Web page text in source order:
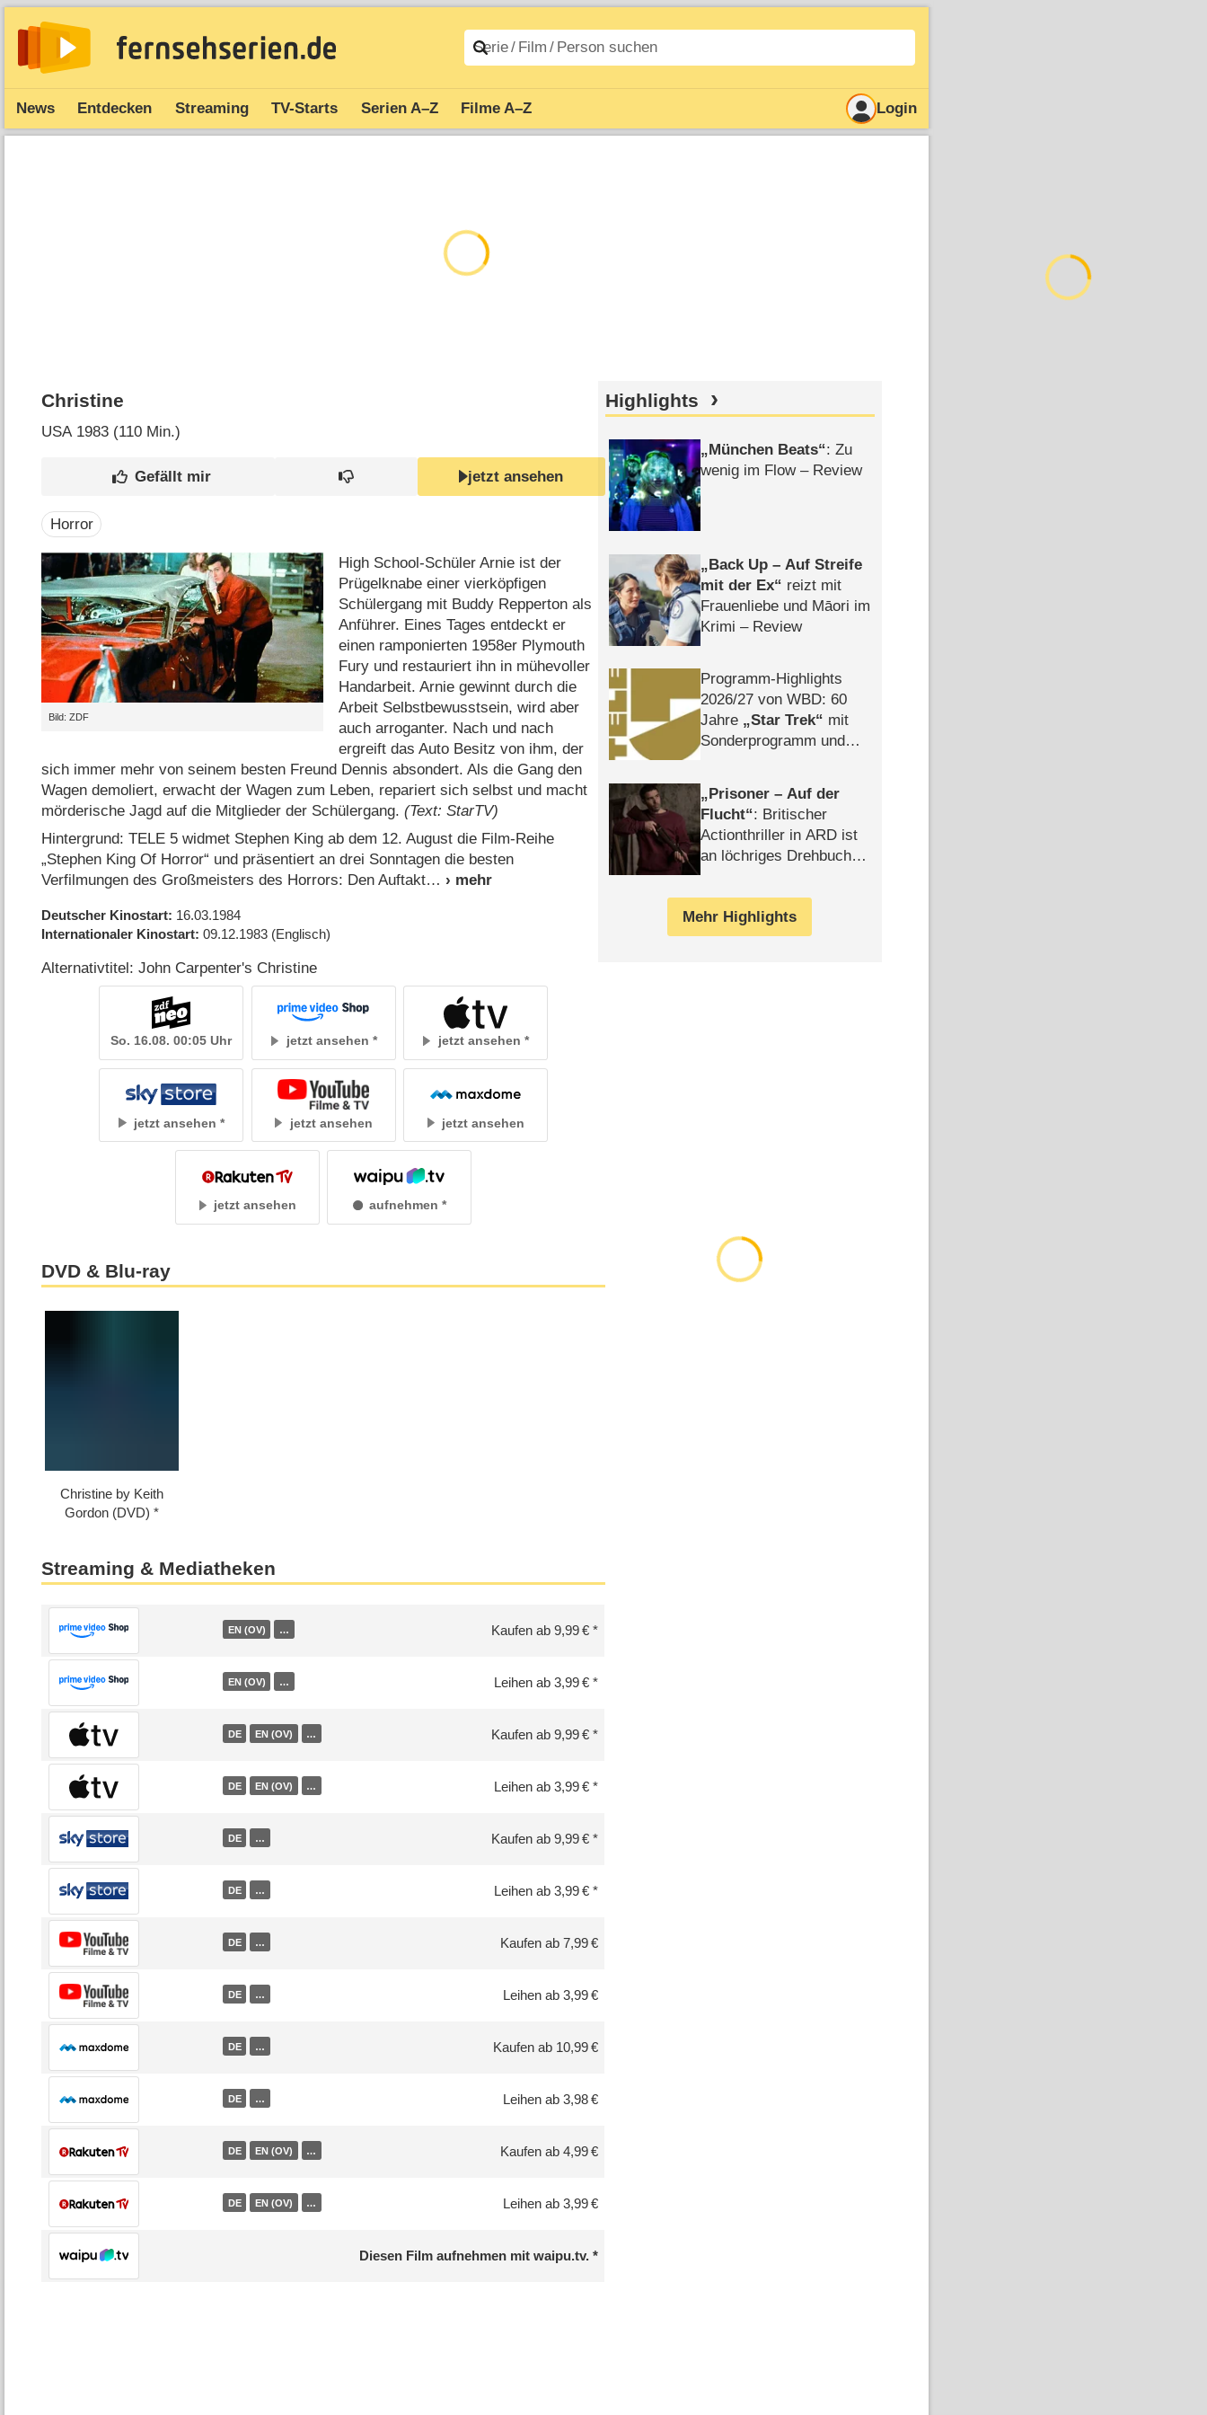
News Entdecken Streaming TV-Starts Serien A–Z Filme A–Z Login
Christine
USA1983 (110 Min.)
jetzt ansehen
Horror
Bild: ZDF
High School-Schüler Arnie ist der
Prügelknabe einer vierköpfigen
Schülergang mit Buddy Repperton als
Anführer. Eines Tages entdeckt er
einen ramponierten 1958er Plymouth
Fury und restauriert ihn in mühevoller
Handarbeit. Arnie gewinnt durch die
Arbeit Selbstbewusstsein, wird aber
auch arroganter. Nach und nach
ergreift das Auto Besitz von ihm, der
sich immer mehr von seinem besten Freund Dennis absondert. Als die Gang den
Wagen demoliert, erwacht der Wagen zum Leben, repariert sich selbst und macht
mörderische Jagd auf die Mitglieder der Schülergang.(Text: StarTV)
Hintergrund: TELE 5 widmet Stephen King ab dem 12. August die Film-Reihe
„Stephen King Of Horror“ und präsentiert an drei Sonntagen die besten
Verfilmungen des Großmeisters des Horrors: Den Auftakt
Deutscher Kinostart 16.03.1984
Internationaler Kinostart 09.12.1983 (Englisch)
Alternativtitel: John Carpenter's Christine
So. 16.08. 00:05 Uhr jetzt ansehen jetzt ansehen
jetzt ansehen jetzt ansehen jetzt ansehen
jetzt ansehen aufnehmen
DVD & Blu-ray
Christine by Keith
Gordon (DVD)
Streaming & Mediatheken
EN (OV) … Kaufen ab 9,99 €
EN (OV) … Leihen ab 3,99 €
DE EN (OV) … Kaufen ab 9,99 €
DE EN (OV) … Leihen ab 3,99 €
DE … Kaufen ab 9,99 €
DE … Leihen ab 3,99 €
DE … Kaufen ab 7,99 €
DE … Leihen ab 3,99 €
DE … Kaufen ab 10,99 €
DE … Leihen ab 3,98 €
DE EN (OV) … Kaufen ab 4,99 €
DE EN (OV) … Leihen ab 3,99 €
Diesen Film aufnehmen mit waipu.tv.
Highlights
München Beats : Zu
wenig im Flow – Review
Back Up – Auf Streife
mit der Ex
reizt mit
Frauenliebe und Māori im
Krimi – Review
Programm-Highlights
2026/​27 von WBD: 60
Jahre
Star Trek
mit
Sonderprogramm und
Prisoner – Auf der
Flucht : Britischer
Actionthriller in ARD ist
an löchriges Drehbuch
Mehr Highlights